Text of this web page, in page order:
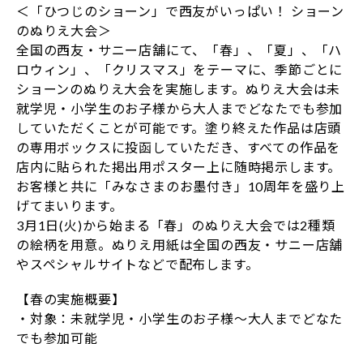
＜「ひつじのショーン」で西友がいっぱい！ ショーン
のぬりえ大会＞
全国の西友・サニー店舗にて、「春」、「夏」、「ハ
ロウィン」、「クリスマス」をテーマに、季節ごとに
ショーンのぬりえ大会を実施します。ぬりえ大会は未
就学児・小学生のお子様から大人までどなたでも参加
していただくことが可能です。塗り終えた作品は店頭
の専用ボックスに投函していただき、すべての作品を
店内に貼られた掲出用ポスター上に随時掲示します。
お客様と共に「みなさまのお墨付き」10周年を盛り上
げてまいります。
3月1日(火)から始まる「春」のぬりえ大会では2種類
の絵柄を用意。ぬりえ用紙は全国の西友・サニー店舗
やスペシャルサイトなどで配布します。
【春の実施概要】
・対象：未就学児・小学生のお子様～大人までどなた
でも参加可能